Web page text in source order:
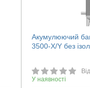
Акумулюючий
3500-X/Y без
У наявності